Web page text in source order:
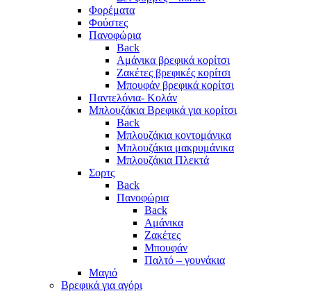
Φορέματα
Φούστες
Πανοφώρια
Back
Αμάνικα βρεφικά κορίτσι
Ζακέτες βρεφικές κορίτσι
Μπουφάν βρεφικά κορίτσι
Παντελόνια- Κολάν
Μπλουζάκια Βρεφικά για κορίτσι
Back
Μπλουζάκια κοντομάνικα
Μπλουζάκια μακρυμάνικα
Μπλουζάκια Πλεκτά
Σορτς
Back
Πανοφώρια
Back
Αμάνικα
Ζακέτες
Μπουφάν
Παλτό – γουνάκια
Μαγιό
Βρεφικά για αγόρι